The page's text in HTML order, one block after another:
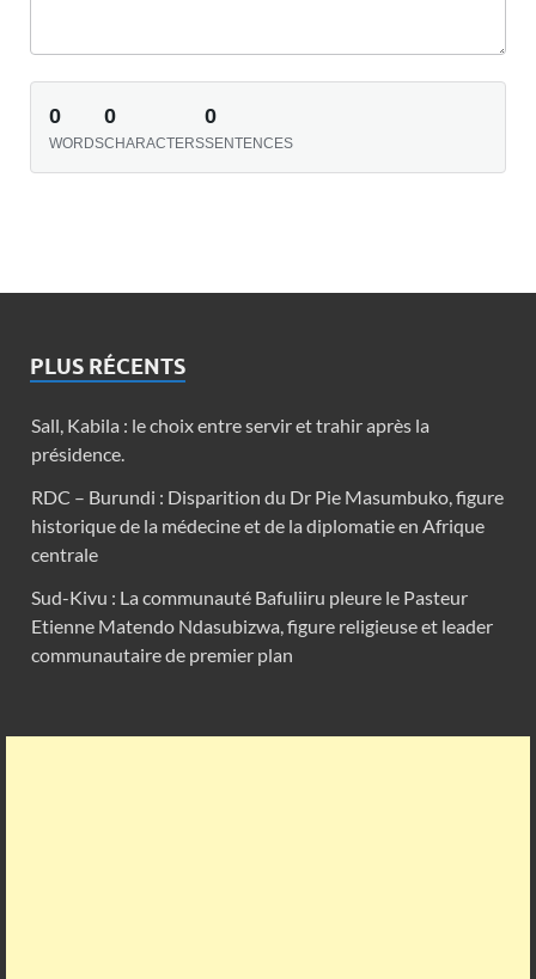
0
WORDS
0
CHARACTERS
0
SENTENCES
PLUS RÉCENTS
Sall, Kabila : le choix entre servir et trahir après la
présidence.
RDC – Burundi : Disparition du Dr Pie Masumbuko, figure
historique de la médecine et de la diplomatie en Afrique
centrale
Sud-Kivu : La communauté Bafuliiru pleure le Pasteur
Etienne Matendo Ndasubizwa, figure religieuse et leader
communautaire de premier plan